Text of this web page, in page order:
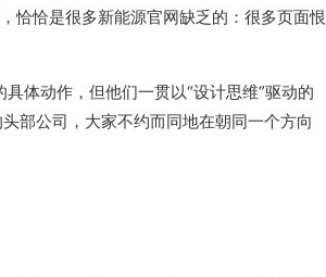
恰是很多新能源官网缺乏的：很多页面恨
体动作，但他们一贯以“设计思维”驱动的
部公司，大家不约而同地在朝同一个方向